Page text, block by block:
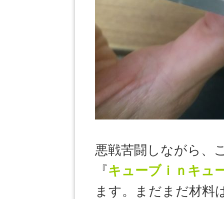
悪戦苦闘しながら、
『キューブｉｎキュ
ます。まだまだ材料